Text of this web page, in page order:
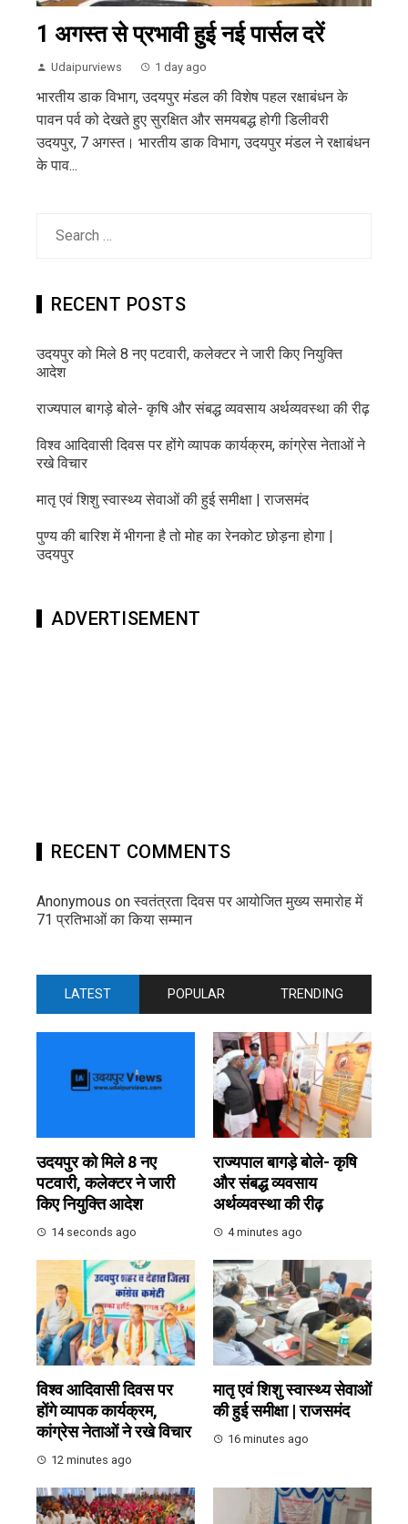
1 अगस्त से प्रभावी हुई नई पार्सल दरें
Udaipurviews 1 day ago
भारतीय डाक विभाग, उदयपुर मंडल की विशेष पहल रक्षाबंधन के
पावन पर्व को देखते हुए सुरक्षित और समयबद्ध होगी डिलीवरी
उदयपुर, 7 अगस्त। भारतीय डाक विभाग, उदयपुर मंडल ने रक्षाबंधन
के पाव...
RECENT POSTS
उदयपुर को मिले 8 नए पटवारी, कलेक्टर ने जारी किए नियुक्ति
आदेश
राज्यपाल बागड़े बोले- कृषि और संबद्ध व्यवसाय अर्थव्यवस्था की रीढ़
विश्व आदिवासी दिवस पर होंगे व्यापक कार्यक्रम, कांग्रेस नेताओं ने
रखे विचार
मातृ एवं शिशु स्वास्थ्य सेवाओं की हुई समीक्षा | राजसमंद
पुण्य की बारिश में भीगना है तो मोह का रेनकोट छोड़ना होगा |
उदयपुर
ADVERTISEMENT
RECENT COMMENTS
Anonymous onस्वतंत्रता दिवस पर आयोजित मुख्य समारोह में
71 प्रतिभाओं का किया सम्मान
LATEST POPULAR TRENDING
उदयपुर को मिले 8 नए
पटवारी, कलेक्टर ने जारी
किए नियुक्ति आदेश
14 seconds ago
राज्यपाल बागड़े बोले- कृषि
और संबद्ध व्यवसाय
अर्थव्यवस्था की रीढ़
4 minutes ago
विश्व आदिवासी दिवस पर
होंगे व्यापक कार्यक्रम,
कांग्रेस नेताओं ने रखे विचार
12 minutes ago
मातृ एवं शिशु स्वास्थ्य सेवाओं
की हुई समीक्षा | राजसमंद
16 minutes ago